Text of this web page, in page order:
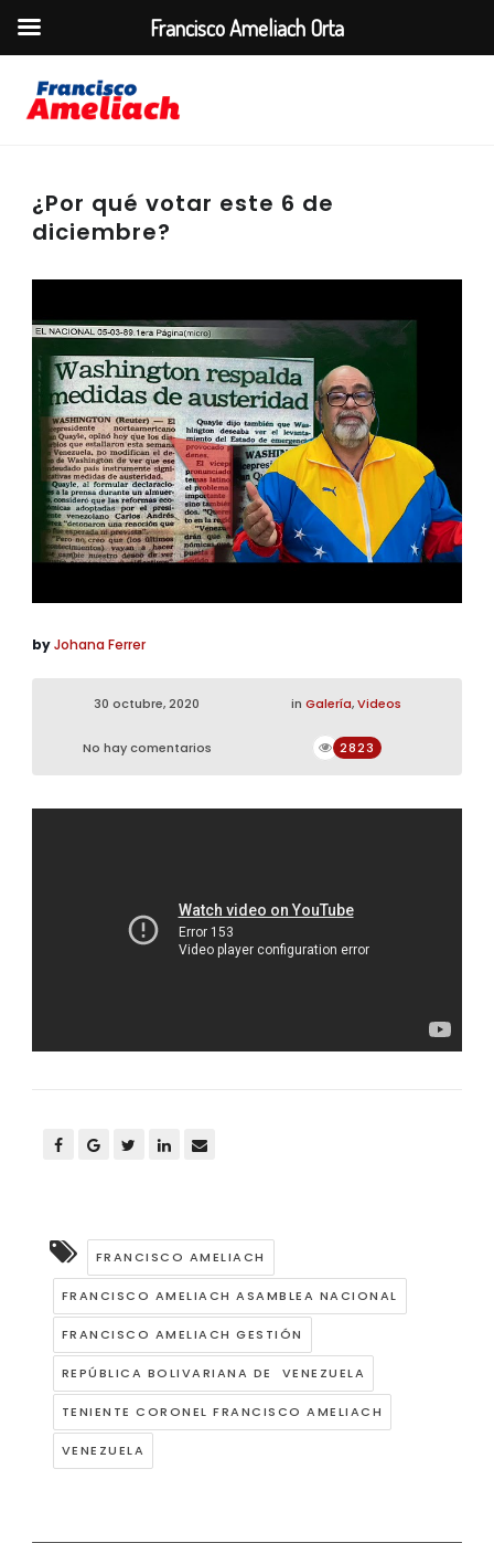
¿Por qué votar este 6 de
diciembre?
byJohana Ferrer
30 octubre, 2020 in Galería,Videos
No hay comentarios 2823
FRANCISCO AMELIACH
FRANCISCO AMELIACH ASAMBLEA NACIONAL
FRANCISCO AMELIACH GESTIÓN
REPÚBLICA BOLIVARIANA DE VENEZUELA
TENIENTE CORONEL FRANCISCO AMELIACH
VENEZUELA
Francisco Ameliach Orta